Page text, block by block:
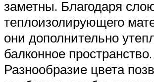
заметны. Благодаря
теплоизолирующего
они дополнительно
балконное пространство.
Разнообразие цвета